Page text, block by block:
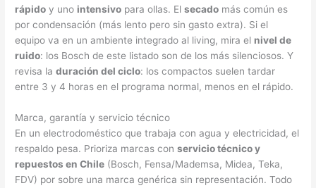
rápido y uno intensivo para ollas. Elsecado más común es
por condensación (más lento pero sin gasto extra). Si el
equipo va en un ambiente integrado al living, mira el nivel de
ruido: los Bosch de este listado son de los más silenciosos. Y
revisa laduración del ciclo: los compactos suelen tardar
entre 3 y 4 horas en el programa normal, menos en el rápido.
Marca, garantía y servicio técnico
En un electrodoméstico que trabaja con agua y electricidad, el
respaldo pesa. Prioriza marcas conservicio técnico y
repuestos en Chile (Bosch, Fensa/Mademsa, Midea, Teka,
FDV) por sobre una marca genérica sin representación. Todo